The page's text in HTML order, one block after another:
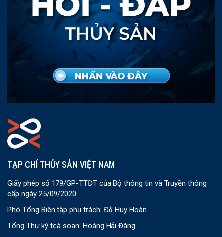
TẠP CHÍ THỦY SẢN VIỆT NAM
Giấy phép số 179/GP-TTĐT của Bộ thông tin và Truyền thông
cấp ngày 25/09/2020
Phó Tổng Biên tập phụ trách: Đỗ Huy Hoàn
Tổng Thư ký toà soạn: Hoàng Hải Đăng